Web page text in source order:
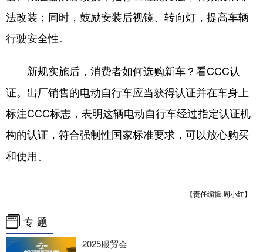
法改装；同时，鼓励安装后视镜、转向灯，提高车辆
行驶安全性。
新规实施后，消费者如何选购新车？看CCC认
证。出厂销售的电动自行车应当获得认证并在车身上
标注CCC标志，表明这辆电动自行车经过指定认证机
构的认证，符合强制性国家标准要求，可以放心购买
和使用。
【责任编辑:周小红】
专 题
2025服贸会